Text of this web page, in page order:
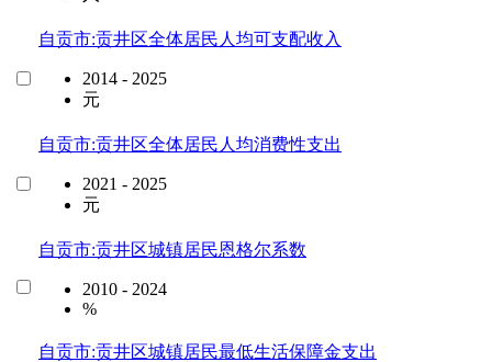
自贡市:贡井区全体居民人均可支配收入
2014 - 2025
元
自贡市:贡井区全体居民人均消费性支出
2021 - 2025
元
自贡市:贡井区城镇居民恩格尔系数
2010 - 2024
%
自贡市:贡井区城镇居民最低生活保障金支出